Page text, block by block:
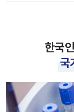
한국
국